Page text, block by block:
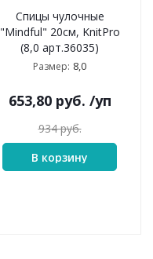
Спицы чулочные
"Mindful" 20см, KnitPro
(8,0 арт.36035)
Размер: 8,0
653,80руб. /уп
934руб.
В корзину